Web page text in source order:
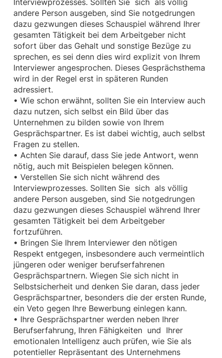
Interviewprozesses. Sollten Sie sich als völlig
andere Person ausgeben, sind Sie notgedrungen
dazu gezwungen dieses Schauspiel während Ihrer
gesamten Tätigkeit bei dem Arbeitgeber nicht
sofort über das Gehalt und sonstige Bezüge zu
sprechen, es sei denn dies wird explizit von Ihrem
Interviewer angesprochen. Dieses Gesprächsthema
wird in der Regel erst in späteren Runden
adressiert.
• Wie schon erwähnt, sollten Sie ein Interview auch
dazu nutzen, sich selbst ein Bild über das
Unternehmen zu bilden sowie von Ihrem
Gesprächspartner. Es ist dabei wichtig, auch selbst
Fragen zu stellen.
• Achten Sie darauf, dass Sie jede Antwort, wenn
nötig, auch mit Beispielen belegen können.
• Verstellen Sie sich nicht während des
Interviewprozesses. Sollten Sie sich als völlig
andere Person ausgeben, sind Sie notgedrungen
dazu gezwungen dieses Schauspiel während Ihrer
gesamten Tätigkeit bei dem Arbeitgeber
fortzuführen.
• Bringen Sie Ihrem Interviewer den nötigen
Respekt entgegen, insbesondere auch vermeintlich
jüngeren oder weniger berufserfahrenen
Gesprächspartnern. Wiegen Sie sich nicht in
Selbstsicherheit und denken Sie daran, dass jeder
Gesprächspartner, besonders die der ersten Runde,
ein Veto gegen Ihre Bewerbung einlegen kann.
• Ihre Gesprächspartner werden neben Ihrer
Berufserfahrung, Ihren Fähigkeiten und Ihrer
emotionalen Intelligenz auch prüfen, wie Sie als
potentieller Repräsentant des Unternehmens